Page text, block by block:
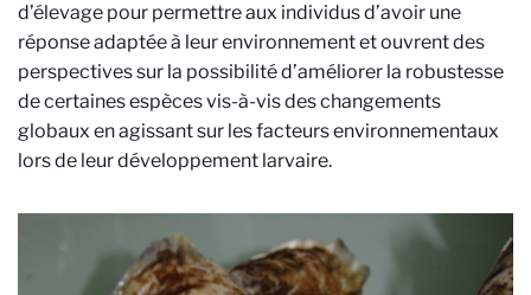
d’élevage pour permettre aux individus d’avoir une
réponse adaptée à leur environnement et ouvrent des
perspectives sur la possibilité d’améliorer la robustesse
de certaines espèces vis-à-vis des changements
globaux en agissant sur les facteurs environnementaux
lors de leur développement larvaire.